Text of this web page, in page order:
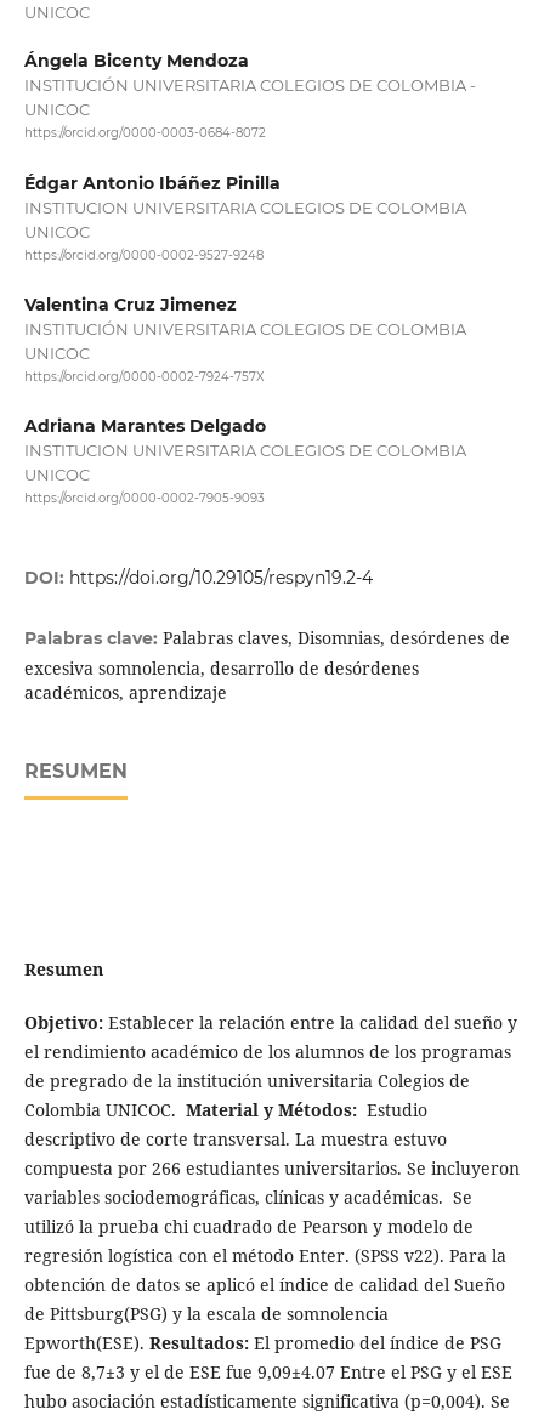
UNICOC
Ángela Bicenty Mendoza
INSTITUCIÓN UNIVERSITARIA COLEGIOS DE COLOMBIA -
UNICOC
https://orcid.org/0000-0003-0684-8072
Édgar Antonio Ibáñez Pinilla
INSTITUCION UNIVERSITARIA COLEGIOS DE COLOMBIA
UNICOC
https://orcid.org/0000-0002-9527-9248
Valentina Cruz Jimenez
INSTITUCIÓN UNIVERSITARIA COLEGIOS DE COLOMBIA
UNICOC
https://orcid.org/0000-0002-7924-757X
Adriana Marantes Delgado
INSTITUCION UNIVERSITARIA COLEGIOS DE COLOMBIA
UNICOC
https://orcid.org/0000-0002-7905-9093
DOI: https://doi.org/10.29105/respyn19.2-4
Palabras clave: Palabras claves, Disomnias, desórdenes de
excesiva somnolencia, desarrollo de desórdenes
académicos, aprendizaje
RESUMEN
Resumen
Objetivo:Establecer la relación entre la calidad del sueño y
el rendimiento académico de los alumnos de los programas
de pregrado de la institución universitaria Colegios de
Colombia UNICOC. Material y Métodos:Estudio
descriptivo de corte transversal. La muestra estuvo
compuesta por 266 estudiantes universitarios. Se incluyeron
variables sociodemográficas, clínicas y académicas. Se
utilizó la prueba chi cuadrado de Pearson y modelo de
regresión logística con el método Enter. (SPSS v22). Para la
obtención de datos se aplicó el índice de calidad del Sueño
de Pittsburg(PSG) y la escala de somnolencia
Epworth(ESE). Resultados:El promedio del índice de PSG
fue de 8,7±3 y el de ESE fue 9,09±4.07 Entre el PSG y el ESE
hubo asociación estadísticamente significativa (p=0,004). Se